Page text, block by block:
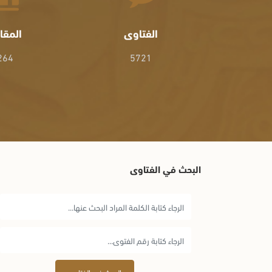
الفتاوى
5721
البحث في الفتاوى